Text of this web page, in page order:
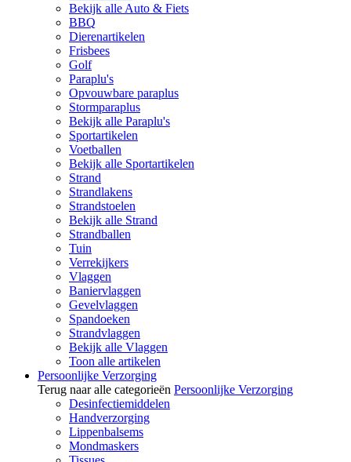
Bekijk alle Auto & Fiets
BBQ
Dierenartikelen
Frisbees
Golf
Paraplu's
Opvouwbare paraplus
Stormparaplus
Bekijk alle Paraplu's
Sportartikelen
Voetballen
Bekijk alle Sportartikelen
Strand
Strandlakens
Strandstoelen
Bekijk alle Strand
Strandballen
Tuin
Verrekijkers
Vlaggen
Baniervlaggen
Gevelvlaggen
Spandoeken
Strandvlaggen
Bekijk alle Vlaggen
Toon alle artikelen
Persoonlijke Verzorging
Terug naar alle categorieën Persoonlijke Verzorging
Desinfectiemiddelen
Handverzorging
Lippenbalsems
Mondmaskers